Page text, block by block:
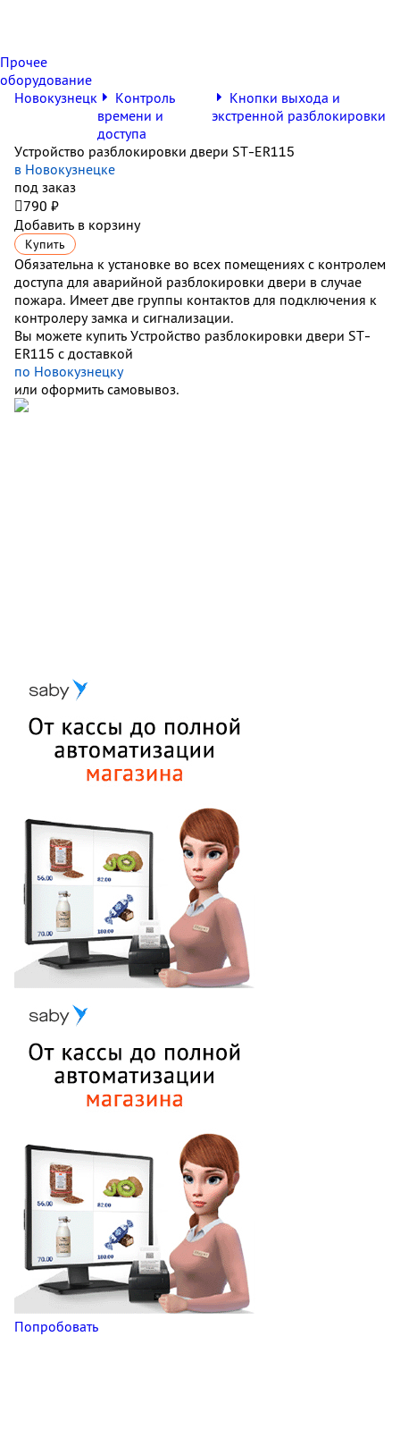
Прочее
оборудование
Новокузнецк
Контроль
времени и
доступа
Кнопки выхода и
экстренной разблокировки
Устройство разблокировки двери ST-ER115
в Новокузнецке
под заказ
790 ₽
Добавить в корзину
Купить
Обязательна к установке во всех помещениях с контролем
доступа для аварийной разблокировки двери в случае
пожара. Имеет две группы контактов для подключения к
контролеру замка и сигнализации.
Вы можете купить Устройство разблокировки двери ST-
ER115 с доставкой
по Новокузнецку
или оформить самовывоз.
Попробовать